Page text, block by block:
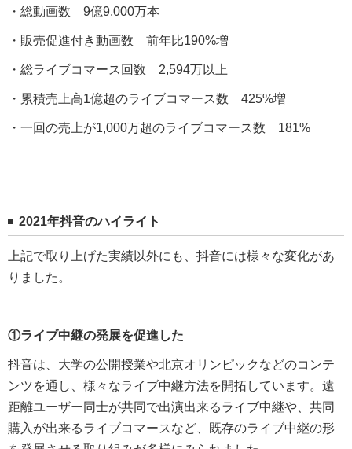
・総動画数 9億9,000万本
・販売促進付き動画数 前年比190%増
・総ライブコマース回数 2,594万以上
・累積売上高1億超のライブコマース数 425%増
・一回の売上が1,000万超のライブコマース数 181%
2021年抖音のハイライト
上記で取り上げた実績以外にも、抖音には様々な変化があ
りました。
①ライブ中継の発展を促進した
抖音は、大学の公開授業や北京オリンピックなどのコンテ
ンツを通し、様々なライブ中継方法を開拓しています。遠
距離ユーザー同士が共同で出演出来るライブ中継や、共同
購入が出来るライブコマースなど、既存のライブ中継の形